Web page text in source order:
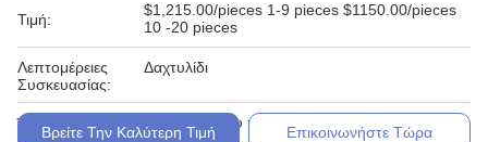
Τιμή:
$1,215.00/pieces 1-9 pieces $1150.00/pieces
10 -20 pieces
Λεπτομέρειες
Συσκευασίας:
Δαχτυλίδι
Όροι Πληρωμής: Εφαρμογή του παρόντος κανονισμού.
Βρείτε Την Καλύτερη Τιμή Επικοινωνήστε Τώρα